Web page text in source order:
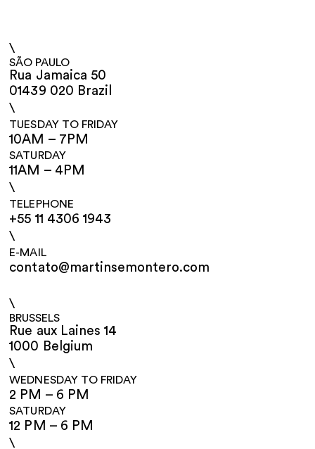
\
SÃO PAULO
Rua Jamaica 50
01439 020 Brazil
\
TUESDAY TO FRIDAY
10AM – 7PM
SATURDAY
11AM – 4PM
\
TELEPHONE
+55 11 4306 1943
\
E-MAIL
contato@martinsemontero.com
\
BRUSSELS
Rue aux Laines 14
1000 Belgium
\
WEDNESDAY TO FRIDAY
2 PM – 6 PM
SATURDAY
12 PM – 6 PM
\